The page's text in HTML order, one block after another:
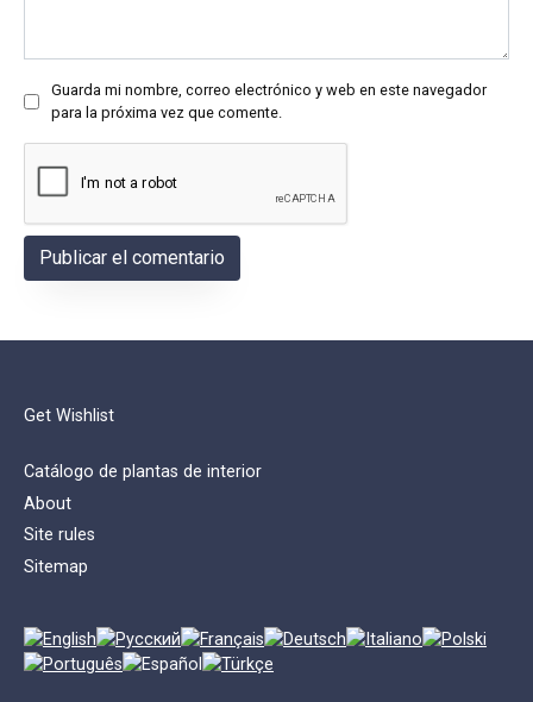
Guarda mi nombre, correo electrónico y web en este navegador
para la próxima vez que comente.
Get Wishlist
Catálogo de plantas de interior
About
Site rules
Sitemap